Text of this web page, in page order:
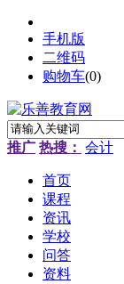
手机版
二维码
购物车(0)
推广 热搜： 会计
首页
课程
资讯
学校
问答
资料